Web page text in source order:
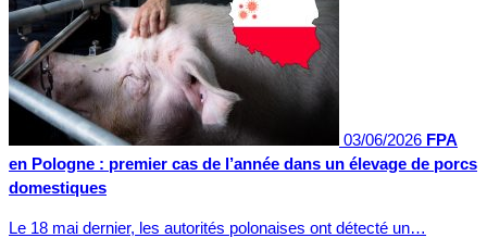
03/06/2026 FPA
en Pologne : premier cas de l’année dans un élevage de porcs
domestiques
Le 18 mai dernier, les autorités polonaises ont détecté un…